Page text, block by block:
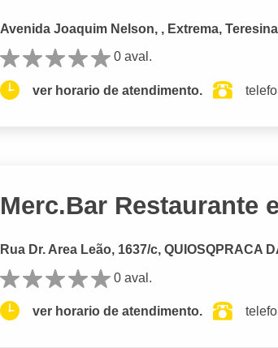
Avenida Joaquim Nelson, , Extrema, Teresina
0 aval.
ver horario de atendimento.
Merc.Bar Restaurante
Rua Dr. Area Leão, 1637/c, QUIOSQPRACA
0 aval.
ver horario de atendimento.